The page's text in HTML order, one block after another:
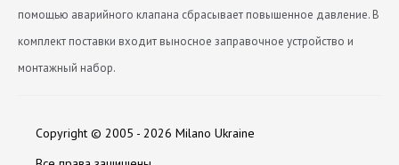
помощью аварийного клапана сбрасывает повышенное давление. В
комплект поставки входит выносное заправочное устройство и
монтажный набор.
ВЗУ в комплекте
есть
Copyright © 2005 - 2026 Milano Ukraine